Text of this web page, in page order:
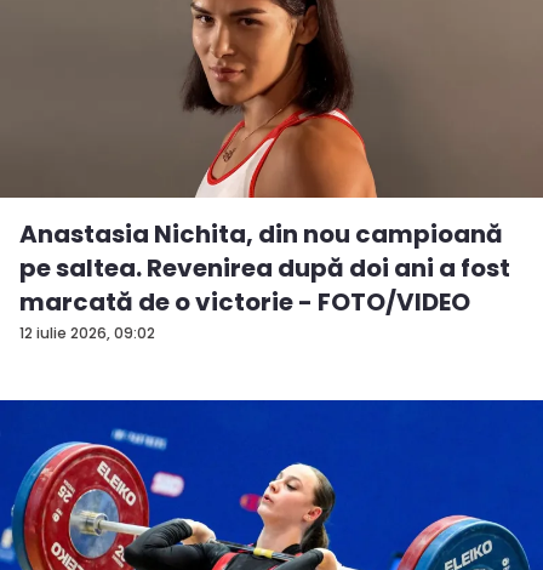
12 iulie 2026, 09:02
Anastasia Nichita, din nou campioană
pe saltea. Revenirea după doi ani a fost
marcată de o victorie - FOTO/VIDEO